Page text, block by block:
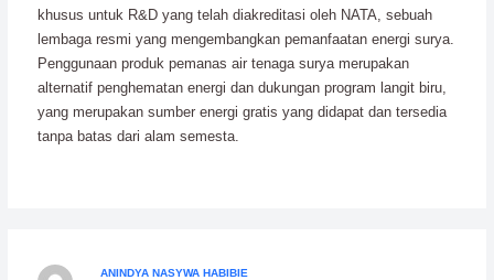
khusus untuk R&D yang telah diakreditasi oleh NATA, sebuah
lembaga resmi yang mengembangkan pemanfaatan energi surya.
Penggunaan produk pemanas air tenaga surya merupakan
alternatif penghematan energi dan dukungan program langit biru,
yang merupakan sumber energi gratis yang didapat dan tersedia
tanpa batas dari alam semesta.
ANINDYA NASYWA HABIBIE